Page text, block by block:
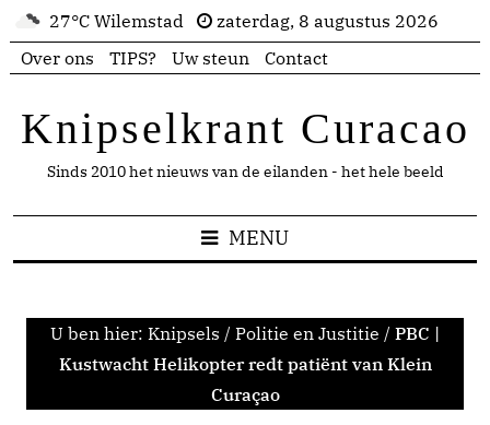
27°C Wilemstad
zaterdag, 8 augustus 2026
Over ons
TIPS? Uw steun Contact
Knipselkrant Curacao
Sinds 2010 het nieuws van de eilanden - het hele beeld
MENU
U ben hier: Knipsels / Politie en Justitie / PBC |
Kustwacht Helikopter redt patiënt van Klein
Curaçao